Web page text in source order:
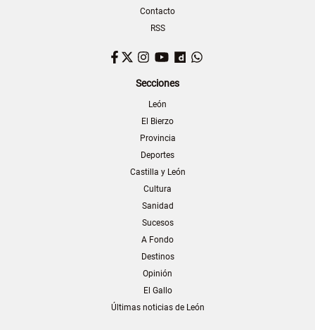
Contacto
RSS
Facebook
TwitterInstagram
YouTubeDailymotion
Secciones
León
El Bierzo
Provincia
Deportes
Castilla y León
Cultura
Sanidad
Sucesos
A Fondo
Destinos
Opinión
El Gallo
Últimas noticias de León